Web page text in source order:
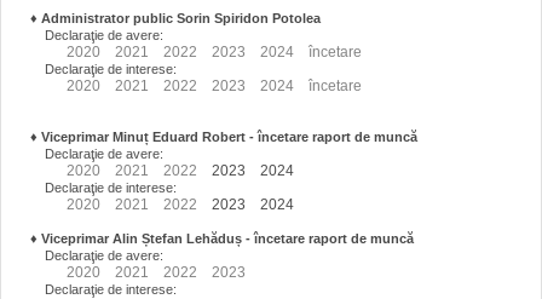
♦ Administrator public Sorin Spiridon Potolea
Declaraţie de avere:
2020 2021 2022 2023 2024 încetare
Declaraţie de interese:
2020 2021 2022 2023 2024 încetare
♦ Viceprimar Minuț Eduard Robert - încetare raport de muncă
Declaraţie de avere:
2020 2021 2022 2023 2024
Declaraţie de interese:
2020 2021 2022 2023 2024
♦ Viceprimar Alin Ștefan Lehăduș - încetare raport de muncă
Declaraţie de avere:
2020 2021 2022 2023
Declaraţie de interese: